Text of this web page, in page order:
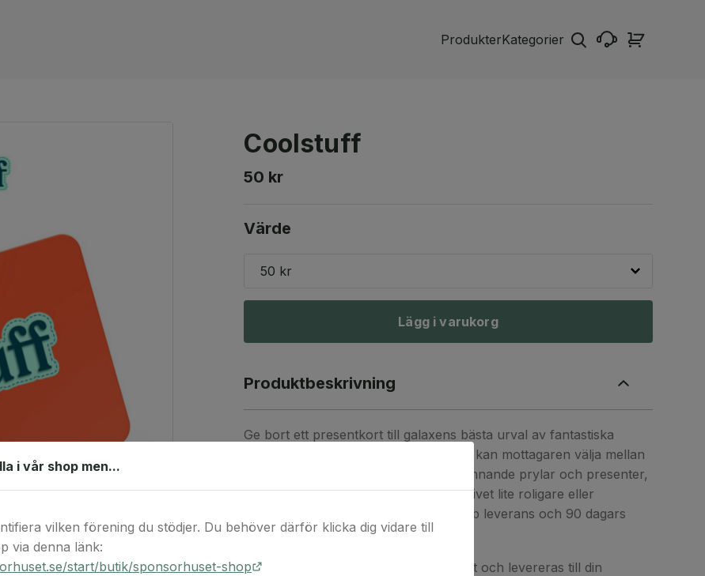
ProdukterKategorier
Coolstuff
50 kr
Värde
50 kr
Lägg i varukorg
Produktbeskrivning
Ge bort ett presentkort till galaxens bästa urval av fantastiska
kan mottagaren välja mellan
ett fantastiskt utbud av roliga och spännande prylar och presenter,
och hitta precis rätt produkt som gör livet lite roligare eller
smartare. Coolstuff erbjuder blixtsnabb leverans och 90 dagars
öppet köp.
Presentkortet är ett digitalt presentkort och levereras till din
i vår shop men...
vilken förening du stödjer. Du behöver därför klicka dig vidare till
via denna länk:
start/butik/sponsorhuset-shop